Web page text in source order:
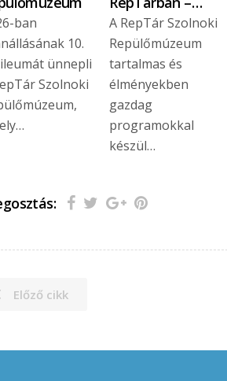
ban
10.
ünnepli
Szolnoki
A RepTár Szolnoki
Repülőmúzeum
tartalmas és
élményekben
gazdag
programokkal
készül…
Előző cikk